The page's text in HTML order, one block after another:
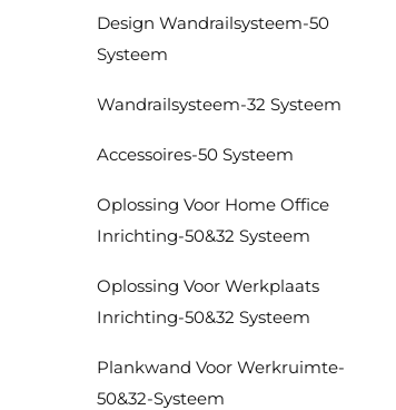
Design Wandrailsysteem-50
Systeem
Wandrailsysteem-32 Systeem
Accessoires-50 Systeem
Oplossing Voor Home Office
Inrichting-50&32 Systeem
Oplossing Voor Werkplaats
Inrichting-50&32 Systeem
Plankwand Voor Werkruimte-
50&32-Systeem